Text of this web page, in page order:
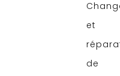
et
de